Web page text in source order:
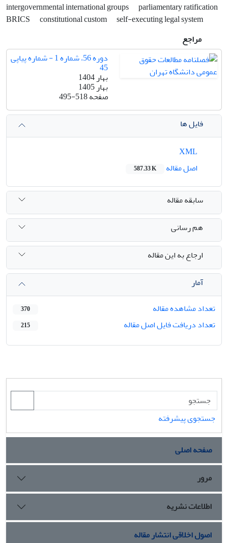
intergovernmental international groups
parliamentary ratification
BRICS
constitutional custom
self-executing legal system
مراجع
دوره 56، شماره 1 - شماره پیاپی
45
بهار 1404
بهار 1405
صفحه495-518
فایل ها
اصل مقاله
587.33 K
سابقه مقاله
هم رسانی
ارجاع به این مقاله
آمار
تعداد مشاهده مقاله
370
تعداد دریافت فایل اصل مقاله 215
جستجوی پیشرفته
صفحه اصلی
مرور
اطلاعات نشریه
اصول اخلاقی انتشار مقاله